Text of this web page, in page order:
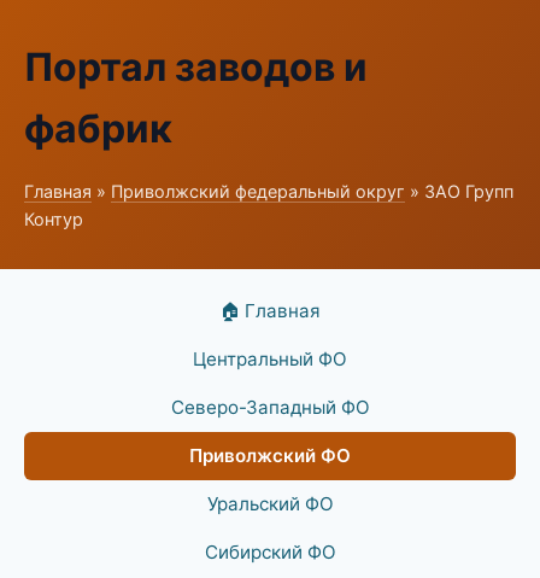
Портал заводов и
фабрик
Главная » Приволжский федеральный округ » ЗАО Групп
Контур
🏠 Главная
Центральный ФО
Северо-Западный ФО
Приволжский ФО
Уральский ФО
Сибирский ФО